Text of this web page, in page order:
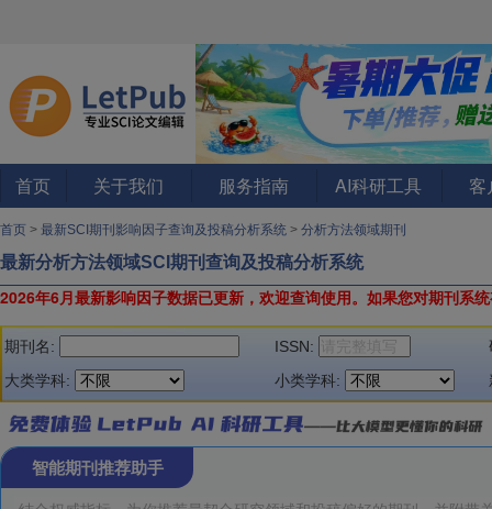
首页 关于我们 服务指南 AI科研工具 客
首页 > 最新SCI期刊影响因子查询及投稿分析系统 > 分析方法领域期刊
最新分析方法领域SCI期刊查询及投稿分析系统
2026年6月最新影响因子数据已更新，欢迎查询使用。 如果您对期刊系
期刊名: ISSN:
大类学科:
小类学科:
智能期刊推荐助手